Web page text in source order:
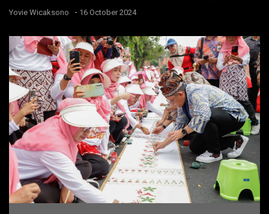
Yovie Wicaksono - 16 October 2024